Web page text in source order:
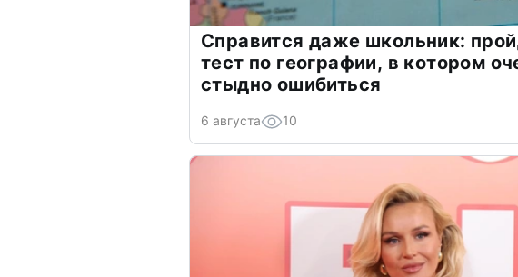
Справится даже школьник:
тест по географии, в котором
стыдно ошибиться
6 августа 10